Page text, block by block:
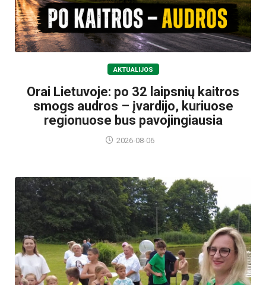
AKTUALIJOS
Orai Lietuvoje: po 32 laipsnių kaitros
smogs audros – įvardijo, kuriuose
regionuose bus pavojingiausia
2026-08-06